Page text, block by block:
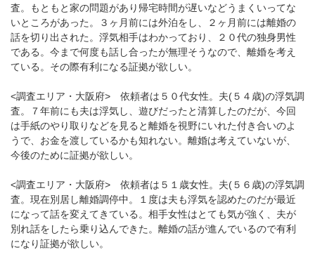
査。もともと家の問題があり帰宅時間が遅いなどうまくいってな
いところがあった。３ヶ月前には外泊をし、２ヶ月前には離婚の
話を切り出された。浮気相手はわかっており、２０代の独身男性
である。今まで何度も話し合ったが無理そうなので、離婚を考え
ている。その際有利になる証拠が欲しい。
<調査エリア・大阪府> 依頼者は５０代女性。夫(５４歳)の浮気調
査。７年前にも夫は浮気し、遊びだったと清算したのだが、今回
は手紙のやり取りなどを見ると離婚を視野にいれた付き合いのよ
うで、お金を渡しているかも知れない。離婚は考えていないが、
今後のために証拠が欲しい。
<調査エリア・大阪府> 依頼者は５１歳女性。夫(５６歳)の浮気調
査。現在別居し離婚調停中。１度は夫も浮気を認めたのだが最近
になって話を変えてきている。相手女性はとても気が強く、夫が
別れ話をしたら乗り込んできた。離婚の話が進んでいるので有利
になり証拠が欲しい。